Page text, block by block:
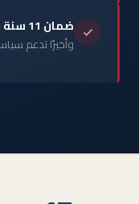
ضمان 11 سنة شامل ومعتمد
وأخيرًا تدعم